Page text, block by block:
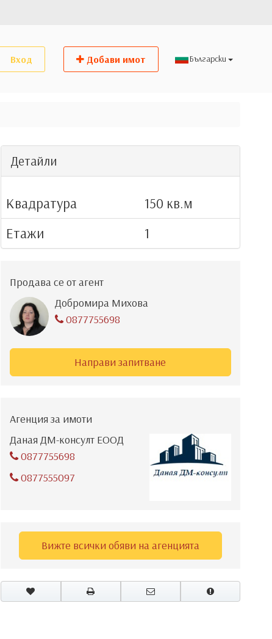
Добави имот
Вход
Детайли
Квадратура
150 кв.м
Етажи
1
Продава се от агент
Добромира Михова
0877755698
Направи запитване
Агенция за имоти
Даная ДМ-консулт ЕООД
0877755698
0877555097
Вижте всички обяви на агенцията